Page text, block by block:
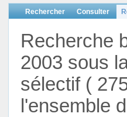
Rechercher Consulter
Recherche
2003 sous
sélectif (
l'ensemble